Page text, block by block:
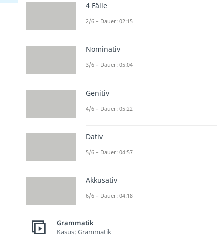
4 Fälle
2/6 – Dauer: 02:15
Nominativ
3/6 – Dauer: 05:04
Genitiv
4/6 – Dauer: 05:22
Dativ
5/6 – Dauer: 04:57
Akkusativ
6/6 – Dauer: 04:18
Grammatik
Kasus: Grammatik